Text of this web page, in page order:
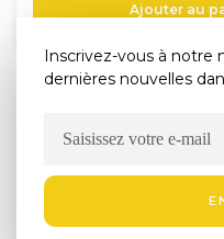
Ajouter au
Inscrivez-vous à notre
dernières nouvelles